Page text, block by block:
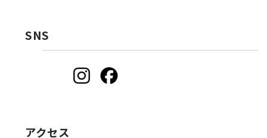
SNS
アクセス